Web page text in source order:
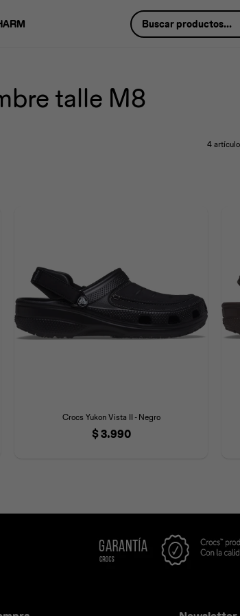
talle M8
4
Crocs Yukon Vista II - Negro
$3.990